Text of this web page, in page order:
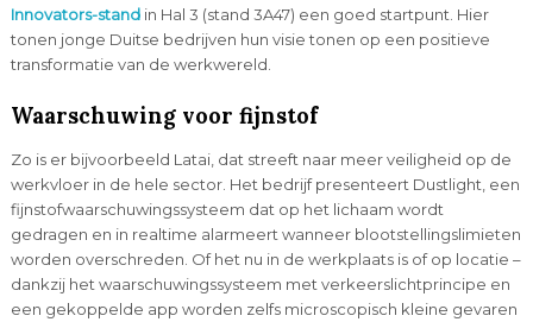
Innovators-standin Hal 3 (stand 3A47) een goed startpunt. Hier
tonen jonge Duitse bedrijven hun visie tonen op een positieve
transformatie van de werkwereld.
Waarschuwing voor fijnstof
Zo is er bijvoorbeeld Latai, dat streeft naar meer veiligheid op de
werkvloer in de hele sector. Het bedrijf presenteert Dustlight, een
fijnstofwaarschuwingssysteem dat op het lichaam wordt
gedragen en in realtime alarmeert wanneer blootstellingslimieten
worden overschreden. Of het nu in de werkplaats is of op locatie –
dankzij het waarschuwingssysteem met verkeerslichtprincipe en
een gekoppelde app worden zelfs microscopisch kleine gevaren